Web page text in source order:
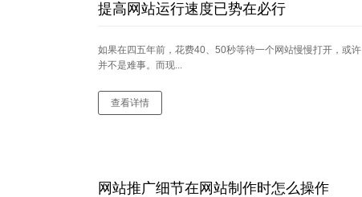
提高网站运行速度已势在必行
如果在四五年前，花费40、50秒等待一个网站慢慢打开，或许
并不是难事。而现...
查看详情
网站推广细节在网站制作时怎么操作